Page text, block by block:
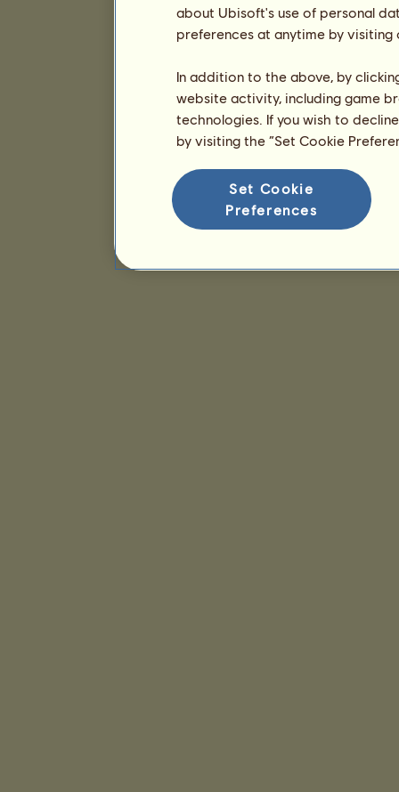
about Ubisoft's use of personal
preferences at anytime by
In addition to the above, by
website activity, including game
technologies. If you wish to
by visiting the “Set Cookie
Set Cookie
Preferences